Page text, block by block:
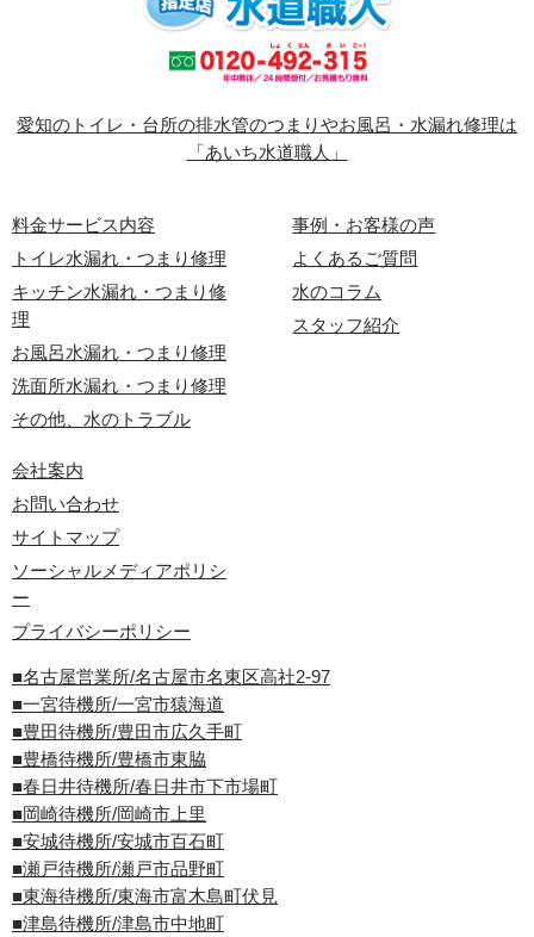
愛知のトイレ・台所の排水管のつまりやお風呂・水漏れ修理は
「あいち水道職人」
料金サービス内容
トイレ水漏れ・つまり修理
キッチン水漏れ・つまり修
理
お風呂水漏れ・つまり修理
洗面所水漏れ・つまり修理
その他、水のトラブル
事例・お客様の声
よくあるご質問
水のコラム
スタッフ紹介
会社案内
お問い合わせ
サイトマップ
ソーシャルメディアポリシ
ー
プライバシーポリシー
■名古屋営業所/名古屋市名東区高社2-97
■一宮待機所/一宮市猿海道
■豊田待機所/豊田市広久手町
■豊橋待機所/豊橋市東脇
■春日井待機所/春日井市下市場町
■岡崎待機所/岡崎市上里
■安城待機所/安城市百石町
■瀬戸待機所/瀬戸市品野町
■東海待機所/東海市富木島町伏見
■津島待機所/津島市中地町